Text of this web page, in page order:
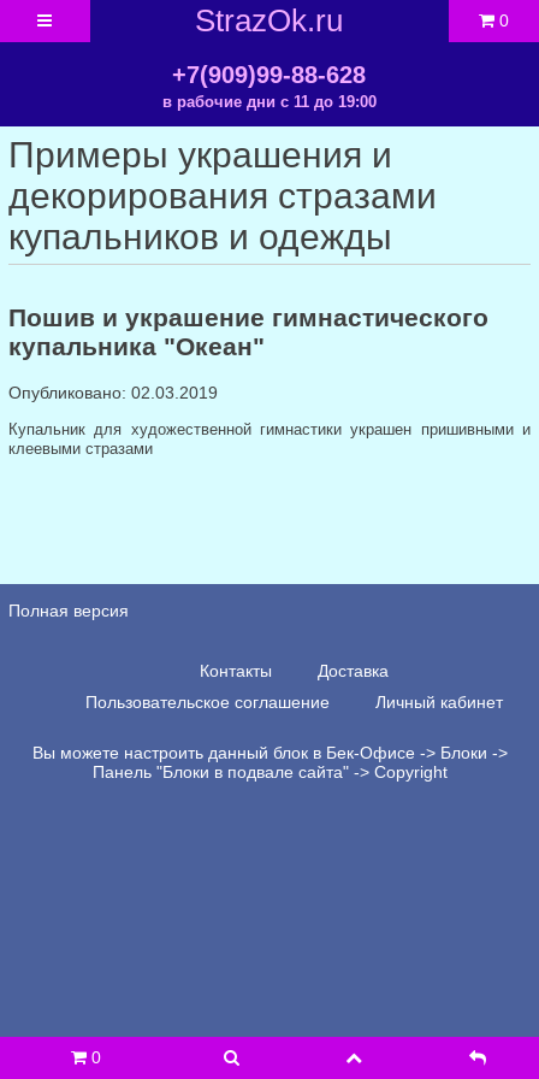
StrazOk.ru
+7(909)99-88-628
в рабочие дни с 11 до 19:00
0
Примеры украшения и
декорирования стразами
купальников и одежды
Пошив и украшение гимнастического
купальника "Океан"
Опубликовано: 02.03.2019
Купальник для художественной гимнастики украшен пришивными и
клеевыми стразами
Полная версия
Контакты
Доставка
Пользовательское соглашение
Личный кабинет
Вы можете настроить данный блок в Бек-Офисе -> Блоки ->
Панель "Блоки в подвале сайта" -> Copyright
0